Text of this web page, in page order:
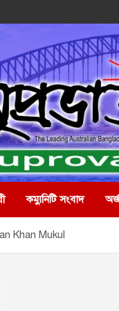
কম্যুনিটি সংবাদ
Khan Mukul